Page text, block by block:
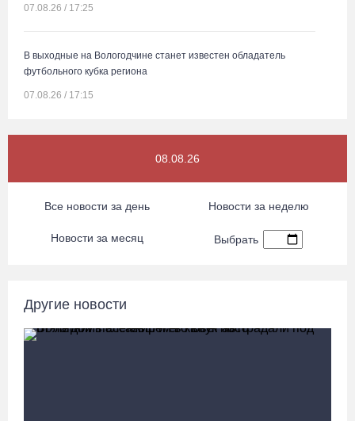
07.08.26 / 17:25
В выходные на Вологодчине станет известен обладатель
футбольного кубка региона
07.08.26 / 17:15
07.08.26 / 16:46
Под Харовском пьяный водитель «Тойоты» слетел с трассы в
технического жира
08.08.26
Все новости за день Новости за неделю
Новости за месяц Выбрать
Другие новости